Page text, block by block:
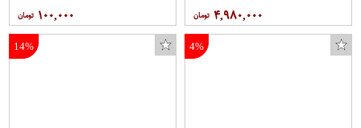
۴,۹۸۰,۰۰۰ ۱۰۰,۰۰۰
4%
14%